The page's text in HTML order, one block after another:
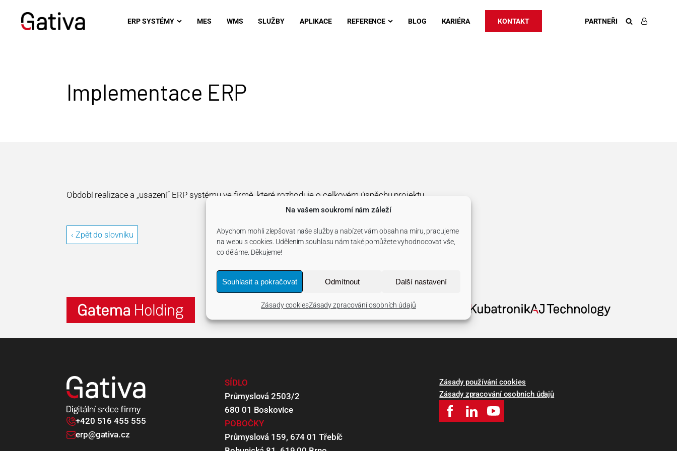
Na vašem soukromí nám záleží
Abychom mohli zlepšovat naše služby a nabízet vám obsah na míru, pracujeme
na webu s cookies. Udělením souhlasu nám také pomůžete vyhodnocovat vše,
co děláme. Děkujeme!
Souhlasit a pokračovat Odmítnout Další nastavení
Zásady cookiesZásady zpracování osobních údajů
ERP SYSTÉMY MES WMS SLUŽBY APLIKACE REFERENCE BLOG KARIÉRA KONTAKT PARTNEŘI
Implementace ERP
Období realizace a „usazení“ ERP systému ve firmě, které rozhoduje o celkovém úspěchu projektu.
‹ Zpět do slovníku
+420 516 455 555
erp@gativa.cz
SÍDLO
Průmyslová 2503/2
680 01 Boskovice
POBOČKY
Průmyslová 159, 674 01 Třebíč
Zásady používání cookies
Zásady zpracování osobních údajů